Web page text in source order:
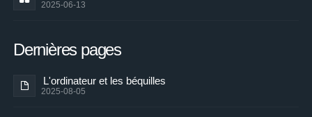
2025-06-13
Dernières pages
L'ordinateur et les béquilles
2025-08-05